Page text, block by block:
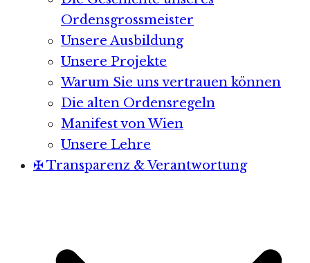
Ordensgrossmeister
Unsere Ausbildung
Unsere Projekte
Warum Sie uns vertrauen können
Die alten Ordensregeln
Manifest von Wien
Unsere Lehre
✠ Transparenz & Verantwortung